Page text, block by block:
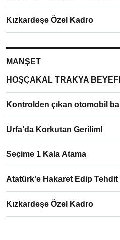
Kızkardeşe Özel Kadro
MANŞET
HOŞÇAKAL TRAKYA
Kontrolden çıkan otomobil
Urfa’da Korkutan Gerilim!
Seçime 1 Kala Atama
Atatürk’e Hakaret Edip Tehdit
Kızkardeşe Özel Kadro